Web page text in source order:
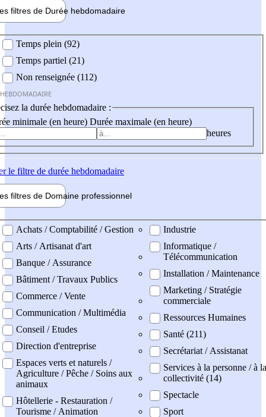
filtres de Durée hebdomadaire
Temps plein (92)
Temps partiel (21)
Non renseignée (112)
la durée hebdomadaire :
minimale (en heure) Durée maximale (en heure)
heures
le filtre de durée hebdomadaire
filtres de Domaine professionnel
professionel
Achats / Comptabilité / Gestion
Arts / Artisanat d'art
Banque / Assurance
Bâtiment / Travaux Publics
Commerce / Vente
Communication / Multimédia
Conseil / Etudes
Direction d'entreprise
Espaces verts et naturels /
Agriculture / Pêche / Soins aux
animaux
Hôtellerie - Restauration /
Tourisme / Animation
Industrie
Informatique /
Télécommunication
Installation / Maintenance
Marketing / Stratégie
commerciale
Ressources Humaines
Santé (211)
Secrétariat / Assistanat
Services à la personne / à la
collectivité (14)
Spectacle
Sport